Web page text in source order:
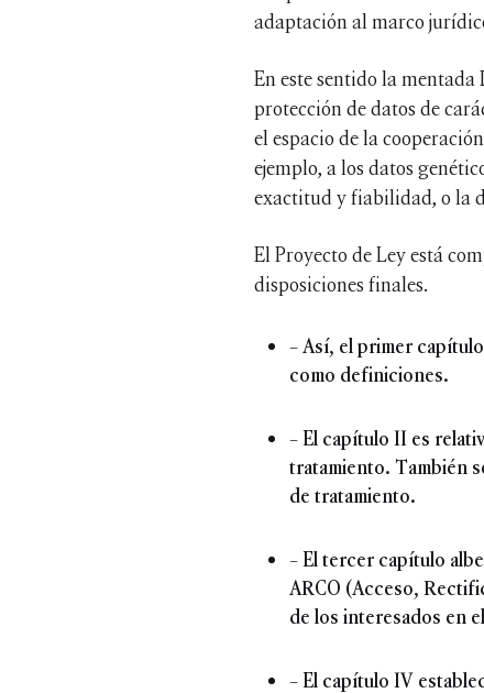
adaptación al marco
En este sentido la
protección de datos de
el espacio de la
ejemplo, a los datos
exactitud y fiabilidad, o la
El Proyecto de Ley está
disposiciones finales.
– Así, el primer
como definiciones.
– El capítulo II es
tratamiento. También
de tratamiento.
– El tercer capítulo
ARCO (Acceso,
de los interesados en
– El capítulo IV